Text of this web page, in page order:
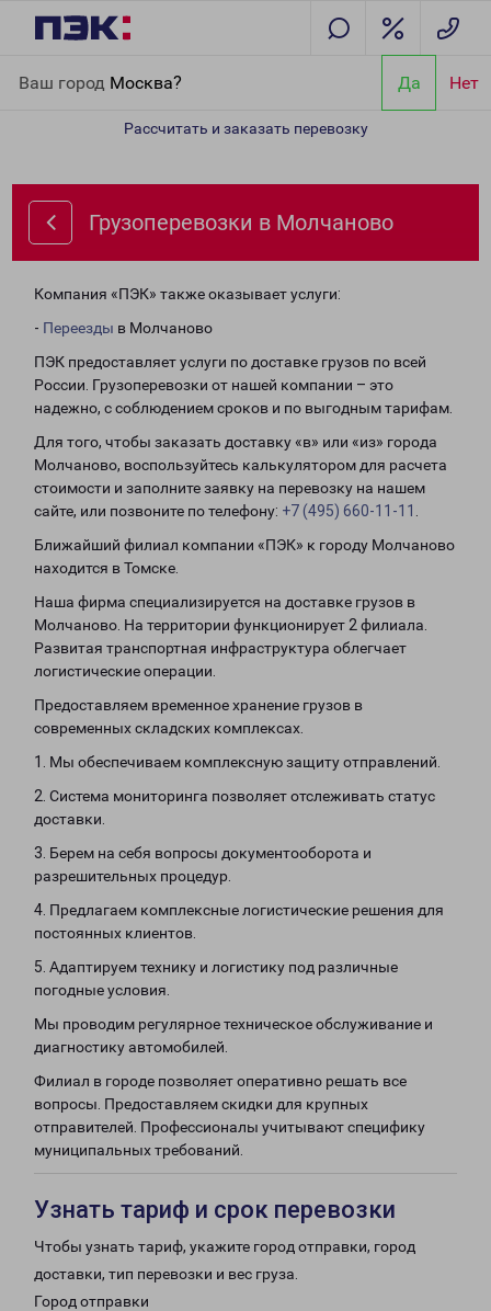
Ваш город Москва? Да Нет
Рассчитать и заказать перевозку
Грузоперевозки в Молчаново
Компания «ПЭК» также оказывает услуги:
- Переезды в Молчаново
ПЭК предоставляет услуги по доставке грузов по всей
России. Грузоперевозки от нашей компании – это
надежно, с соблюдением сроков и по выгодным тарифам.
Для того, чтобы заказать доставку «в» или «из» города
Молчаново, воспользуйтесь калькулятором для расчета
стоимости и заполните заявку на перевозку на нашем
сайте, или позвоните по телефону: +7 (495) 660-11-11
Ближайший филиал компании «ПЭК» к городу Молчаново
находится в Томске.
Наша фирма специализируется на доставке грузов в
Молчаново. На территории функционирует 2 филиала.
Развитая транспортная инфраструктура облегчает
логистические операции.
Предоставляем временное хранение грузов в
современных складских комплексах.
1. Мы обеспечиваем комплексную защиту отправлений.
2. Система мониторинга позволяет отслеживать статус
доставки.
3. Берем на себя вопросы документооборота и
разрешительных процедур.
4. Предлагаем комплексные логистические решения для
постоянных клиентов.
5. Адаптируем технику и логистику под различные
погодные условия.
Мы проводим регулярное техническое обслуживание и
диагностику автомобилей.
Филиал в городе позволяет оперативно решать все
вопросы. Предоставляем скидки для крупных
отправителей. Профессионалы учитывают специфику
муниципальных требований.
Узнать тариф и срок перевозки
Чтобы узнать тариф, укажите город отправки, город
доставки, тип перевозки и вес груза.
Город отправки